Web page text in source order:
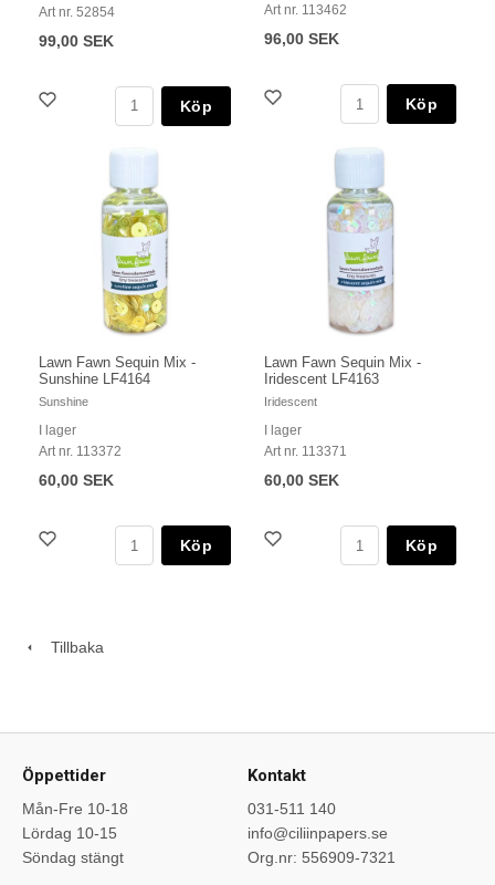
Art nr. 52854
99,00 SEK
Köp
Art nr. 113462
96,00 SEK
Köp
Lawn Fawn Sequin Mix -
Sunshine LF4164
Sunshine
I lager
Art nr. 113372
60,00 SEK
Köp
Lawn Fawn Sequin Mix -
Iridescent LF4163
Iridescent
I lager
Art nr. 113371
60,00 SEK
Köp
Tillbaka
Öppettider
Mån-Fre 10-18
Lördag 10-15
Söndag stängt
Kontakt
031-511 140
info@ciliinpapers.se
Org.nr: 556909-7321